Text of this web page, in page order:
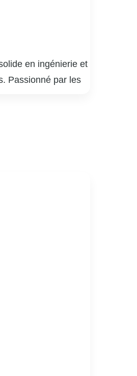
en ingénierie et
Passionné par les
prenantes. Son